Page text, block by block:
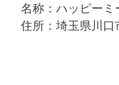
名称：ハッピーミ
住所：埼玉県川口